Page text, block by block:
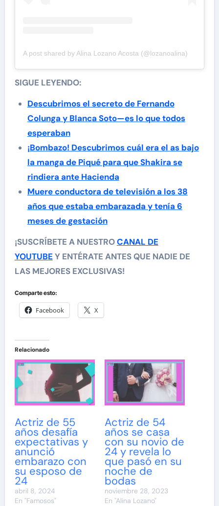
A post shared by Alina Lozano Acosta (@lozanoalina)
SIGUE LEYENDO:
Descubrimos el secreto de Fernando
Colunga y Blanca Soto—es lo que todos
esperaban
¡Bombazo! Descubrimos cuál era el as bajo
la manga de Piqué para que Shakira se
rindiera ante Hacienda
Muere conductora de televisión a los 38
años que estaba embarazada y tenía 6
meses de gestación
¡SUSCRÍBETE A NUESTROCANAL DE
YOUTUBE Y ENTÉRATE ANTES QUE NADIE DE
LAS MEJORES EXCLUSIVAS!
Comparte esto:
Facebook X
Relacionado
Actriz de 55
años desafía
expectativas y
anunció
embarazo con
su esposo de
24
abril 8, 2024
En "Famosos"
Actriz de 54
años se casa
con su novio de
24 y revela lo
que pasó en su
noche de
bodas
noviembre 28, 2023
En "Alina Lozano"